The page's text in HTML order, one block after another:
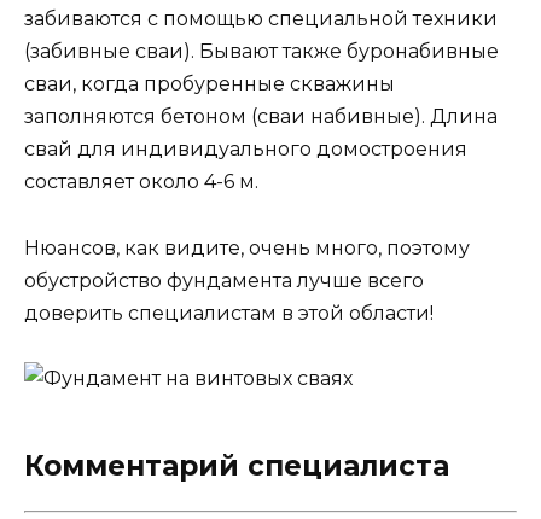
забиваются с помощью специальной техники
(забивные сваи). Бывают также буронабивные
сваи, когда пробуренные скважины
заполняются бетоном (сваи набивные). Длина
свай для индивидуального домостроения
составляет около 4-6 м.
Нюансов, как видите, очень много, поэтому
обустройство фундамента лучше всего
доверить специалистам в этой области!
Комментарий специалиста